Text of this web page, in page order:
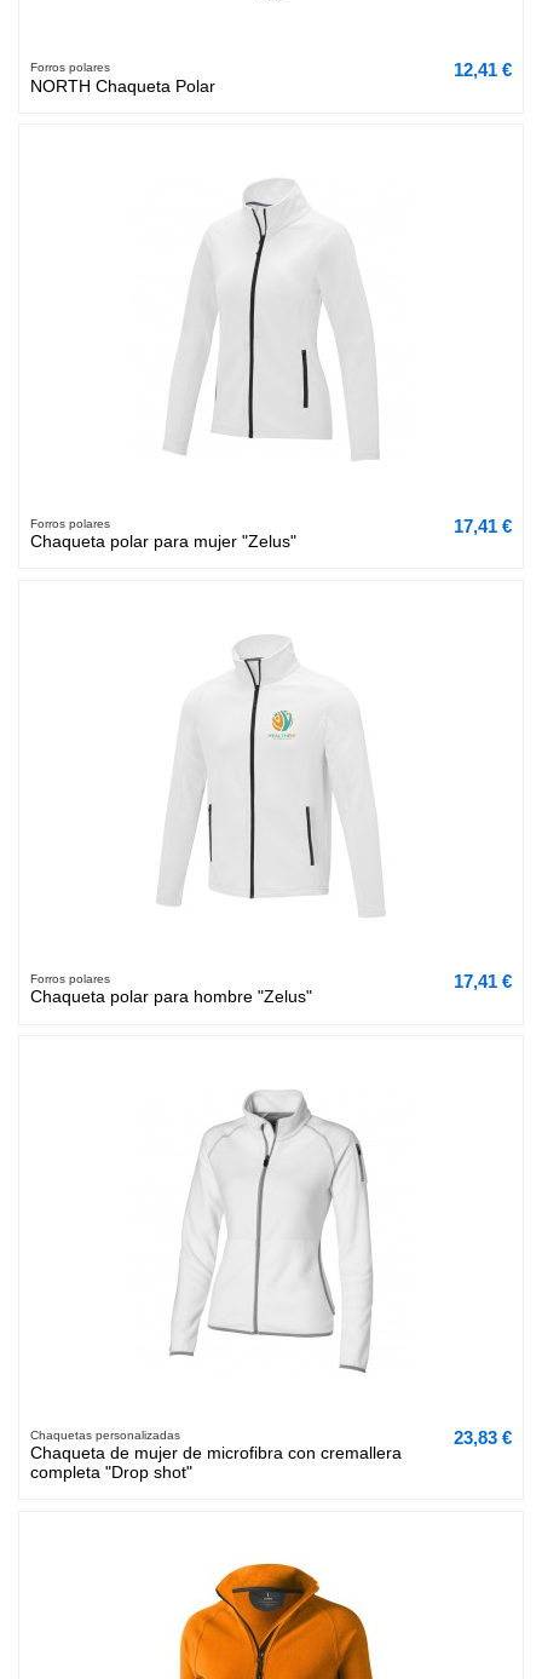
Forros polares
NORTH Chaqueta Polar
12,41 €
Forros polares
Chaqueta polar para mujer "Zelus"
17,41 €
Forros polares
Chaqueta polar para hombre "Zelus"
17,41 €
Chaquetas personalizadas
Chaqueta de mujer de microfibra con cremallera
completa "Drop shot"
23,83 €